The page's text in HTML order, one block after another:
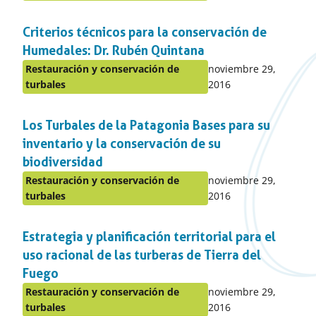
el
apartado
Criterios técnicos para la conservación de
Humedales: Dr. Rubén Quintana
Publicado
el
apartado
Restauración y conservación de
turbales
Publicado
en:
noviembre 29,
2016
Los Turbales de la Patagonia Bases para su
inventario y la conservación de su
biodiversidad
Publicado
el
apartado
Restauración y conservación de
turbales
Publicado
en:
noviembre 29,
2016
Estrategia y planificación territorial para el
uso racional de las turberas de Tierra del
Fuego
Publicado
Restauración y conservación de
turbales
Publicado
en:
noviembre 29,
2016